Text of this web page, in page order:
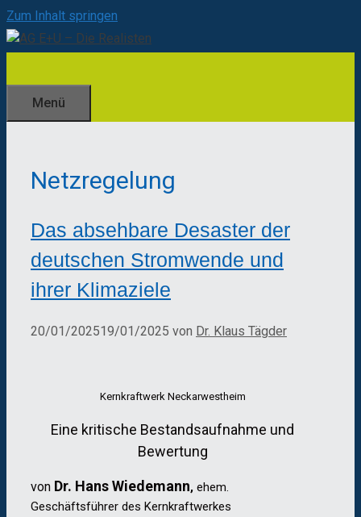
Zum Inhalt springen
Menü
Netzregelung
Das absehbare Desaster der
deutschen Stromwende und
ihrer Klimaziele
20/01/202519/01/2025 von Dr. Klaus Tägder
Kernkraftwerk Neckarwestheim
Eine kritische Bestandsaufnahme und
Bewertung
von Dr. Hans Wiedemann, ehem.
Geschäftsführer des Kernkraftwerkes